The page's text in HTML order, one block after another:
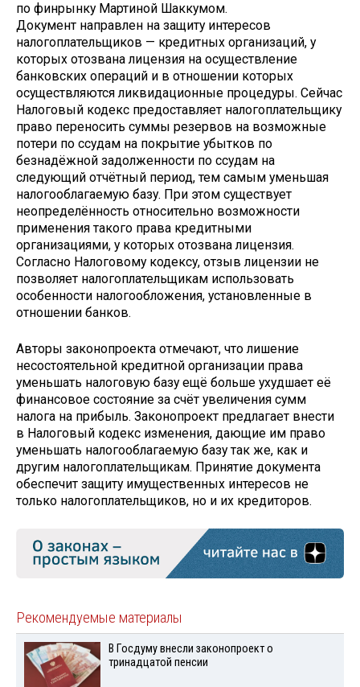
по финрынку Мартиной Шаккумом.
Документ направлен на защиту интересов
налогоплательщиков — кредитных организаций, у
которых отозвана лицензия на осуществление
банковских операций и в отношении которых
осуществляются ликвидационные процедуры. Сейчас
Налоговый кодекс предоставляет налогоплательщику
право переносить суммы резервов на возможные
потери по ссудам на покрытие убытков по
безнадёжной задолженности по ссудам на
следующий отчётный период, тем самым уменьшая
налогооблагаемую базу. При этом существует
неопределённость относительно возможности
применения такого права кредитными
организациями, у которых отозвана лицензия.
Согласно Налоговому кодексу, отзыв лицензии не
позволяет налогоплательщикам использовать
особенности налогообложения, установленные в
отношении банков.
Авторы законопроекта отмечают, что лишение
несостоятельной кредитной организации права
уменьшать налоговую базу ещё больше ухудшает её
финансовое состояние за счёт увеличения сумм
налога на прибыль. Законопроект предлагает внести
в Налоговый кодекс изменения, дающие им право
уменьшать налогооблагаемую базу так же, как и
другим налогоплательщикам. Принятие документа
обеспечит защиту имущественных интересов не
только налогоплательщиков, но и их кредиторов.
Рекомендуемые материалы
В Госдуму внесли законопроект о
тринадцатой пенсии